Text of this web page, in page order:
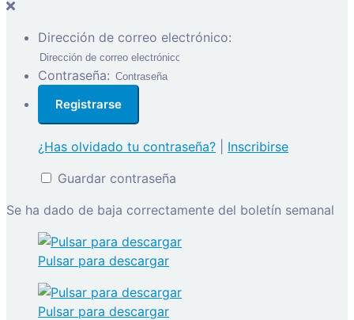
Dirección de correo electrónico:
Contraseña:
¿Has olvidado tu contraseña?
Inscribirse
Guardar contraseña
Se ha dado de baja correctamente del boletín semanal
Pulsar para descargar
Pulsar para descargar